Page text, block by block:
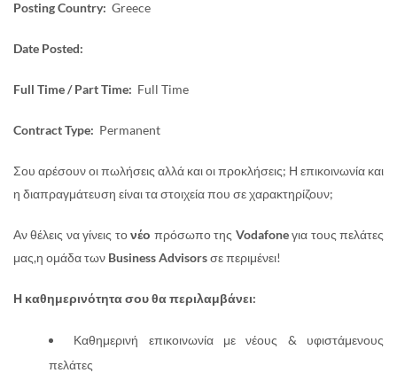
Posting Country: Greece
Date Posted:
Full Time / Part Time: Full Time
Contract Type: Permanent
Σου αρέσουν οι πωλήσεις αλλά και οι προκλήσεις; Η επικοινωνία και
η διαπραγμάτευση είναι τα στοιχεία που σε χαρακτηρίζουν;
Αν θέλεις να γίνεις τονέο πρόσωπο της Vodafoneγια τους πελάτες
μας,η ομάδα των Business Advisorsσε περιμένει!
Η καθημερινότητα σου θα περιλαμβάνει:
Καθημερινή επικοινωνία με νέους & υφιστάμενους
πελάτες